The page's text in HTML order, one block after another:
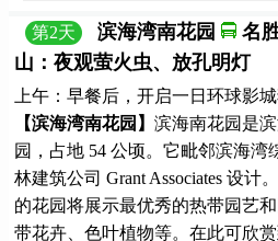
第2天 滨海湾南花园 名
山：夜观萤火虫、放孔明灯
上午：早餐后，开启一日环球影城
【滨海湾南花园】 滨海南花园是
园，占地 54 公顷。它毗邻滨海湾
林建筑公司 Grant Associates 设计
的花园将展示最优秀的热带园艺
带花卉、色叶植物等。在此可欣